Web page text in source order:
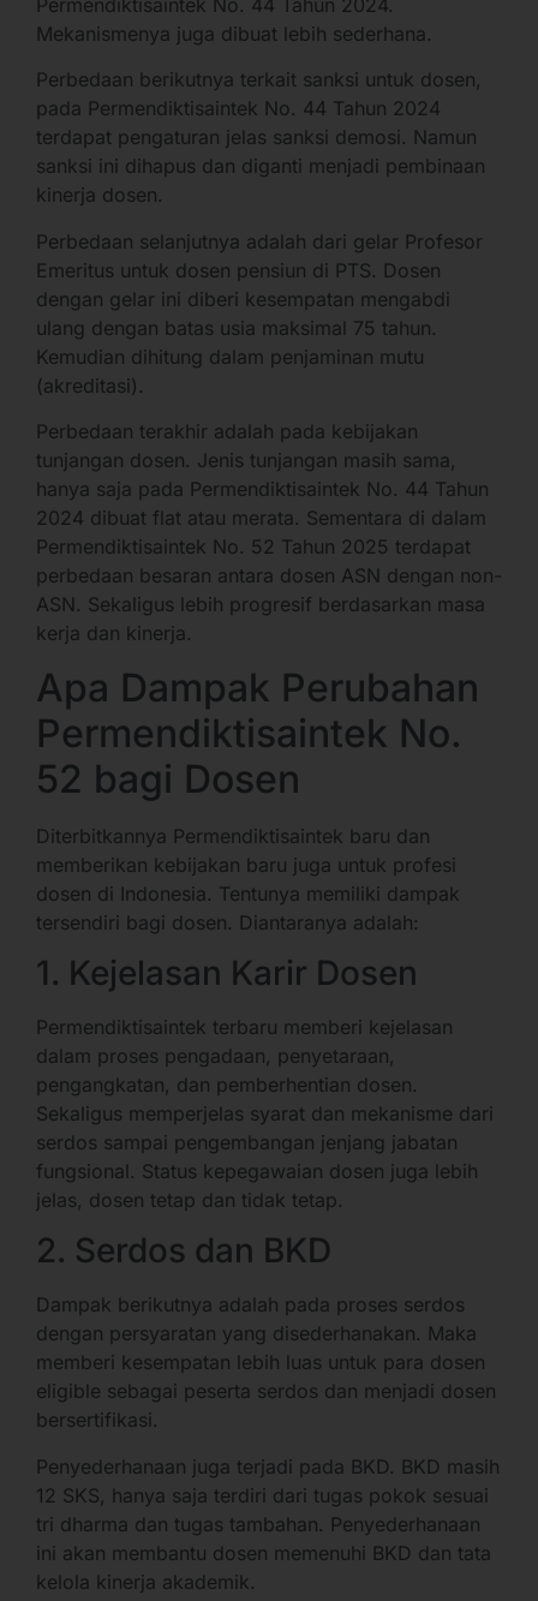
Mekanismenya juga dibuat lebih sederhana.
Perbedaan berikutnya terkait sanksi untuk dosen,
pada Permendiktisaintek No. 44 Tahun 2024
terdapat pengaturan jelas sanksi demosi. Namun
sanksi ini dihapus dan diganti menjadi pembinaan
kinerja dosen.
Perbedaan selanjutnya adalah dari gelar Profesor
Emeritus untuk dosen pensiun di PTS. Dosen
dengan gelar ini diberi kesempatan mengabdi
ulang dengan batas usia maksimal 75 tahun.
Kemudian dihitung dalam penjaminan mutu
(akreditasi).
Perbedaan terakhir adalah pada kebijakan
tunjangan dosen. Jenis tunjangan masih sama,
hanya saja pada Permendiktisaintek No. 44 Tahun
2024 dibuat flat atau merata. Sementara di dalam
Permendiktisaintek No. 52 Tahun 2025 terdapat
perbedaan besaran antara dosen ASN dengan non-
ASN. Sekaligus lebih progresif berdasarkan masa
kerja dan kinerja.
Apa Dampak Perubahan
Permendiktisaintek No.
52 bagi Dosen
Diterbitkannya Permendiktisaintek baru dan
memberikan kebijakan baru juga untuk profesi
dosen di Indonesia. Tentunya memiliki dampak
tersendiri bagi dosen. Diantaranya adalah:
1. Kejelasan Karir Dosen
Permendiktisaintek terbaru memberi kejelasan
dalam proses pengadaan, penyetaraan,
pengangkatan, dan pemberhentian dosen.
Sekaligus memperjelas syarat dan mekanisme dari
serdos sampai pengembangan jenjang jabatan
fungsional. Status kepegawaian dosen juga lebih
jelas, dosen tetap dan tidak tetap.
2. Serdos dan BKD
Dampak berikutnya adalah pada proses serdos
dengan persyaratan yang disederhanakan. Maka
memberi kesempatan lebih luas untuk para dosen
eligible sebagai peserta serdos dan menjadi dosen
bersertifikasi.
Penyederhanaan juga terjadi pada BKD. BKD masih
12 SKS, hanya saja terdiri dari tugas pokok sesuai
tri dharma dan tugas tambahan. Penyederhanaan
ini akan membantu dosen memenuhi BKD dan tata
kelola kinerja akademik.